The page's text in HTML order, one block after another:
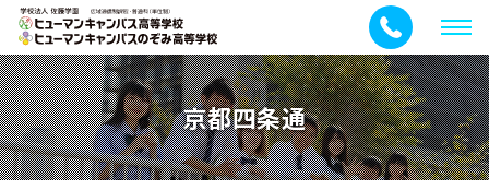
メ
ニ
ュ
ー
京都四条通